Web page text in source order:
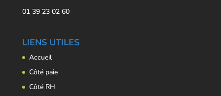
01 39 23 02 60
LIENS UTILES
Accueil
Côté paie
Côté RH